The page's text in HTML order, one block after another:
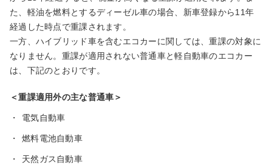
た、軽油を燃料とするディーゼル車の場合、新車登録から11年
経過した時点で重課されます。
一方、ハイブリッド車を含むエコカーに関しては、重課の対象に
なりません。重課が適用されない普通車と軽自動車のエコカー
は、下記のとおりです。
＜重課適用外の主な普通車＞
・ 電気自動車
・ 燃料電池自動車
・ 天然ガス自動車